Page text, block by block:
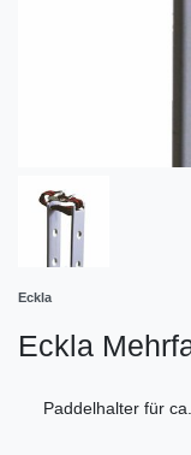
Eckla
Eckla
Paddelhalter für